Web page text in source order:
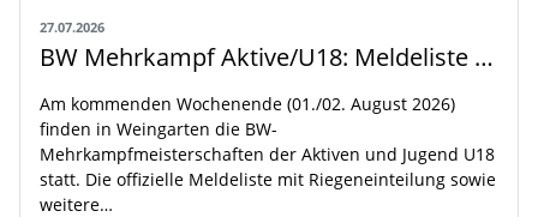
27.07.2026
BW Mehrkampf Aktive/U18: Meldeliste mit Riegeneinteilung und Rahmenzeitplan veröffentlicht
Am kommenden Wochenende (01./02. August 2026)
finden in Weingarten die BW-
Mehrkampfmeisterschaften der Aktiven und Jugend U18
statt. Die offizielle Meldeliste mit Riegeneinteilung sowie
weitere…